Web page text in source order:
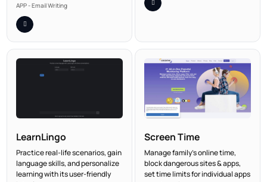
APP - Email Writing
LearnLingo
Practice real-life scenarios, gain
language skills, and personalize
learning with its user-friendly
Screen Time
Manage family’s online time,
block dangerous sites & apps,
set time limits for individual apps